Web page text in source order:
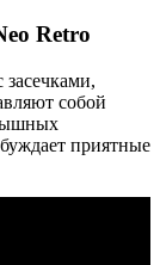
Retro
собой
приятные